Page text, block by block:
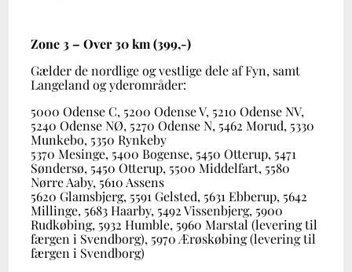
Zone 3 – Over 30 km (399,-)
Gælder de nordlige og vestlige dele af Fyn, samt
Langeland og yderområder:
5000 Odense C, 5200 Odense V, 5210 Odense NV,
5240 Odense NØ, 5270 Odense N, 5462 Morud, 5330
Munkebo, 5350 Rynkeby
5370 Mesinge, 5400 Bogense, 5450 Otterup, 5471
Søndersø, 5450 Otterup, 5500 Middelfart, 5580
Nørre Aaby, 5610 Assens
5620 Glamsbjerg, 5591 Gelsted, 5631 Ebberup, 5642
Millinge, 5683 Haarby, 5492 Vissenbjerg, 5900
Rudkøbing, 5932 Humble, 5960 Marstal (levering til
færgen i Svendborg), 5970 Ærøskøbing (levering til
færgen i Svendborg)